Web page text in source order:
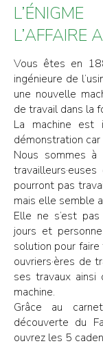
L’AFFAIRE
Vous êtes en
ingénieure de
une nouvelle
de travail dans la
La machine
démonstration
Nous sommes
pourront pas
mais elle semble
Elle ne s’est
jours et
solution pour
ouvriers·ères de
ses travaux
machine.
Grâce au
découverte du
ouvrez les 5